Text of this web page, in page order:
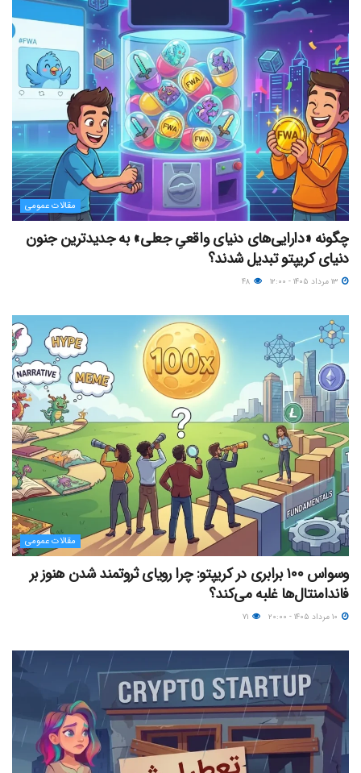
مقالات عمومی
چگونه «دارایی‌های دنیای واقعیِ جعلی» به جدیدترین جنون
دنیای کریپتو تبدیل شدند؟
مقالات عمومی
وسواس ۱۰۰ برابری در کریپتو: چرا رویای ثروتمند شدن هنوز بر
فاندامنتال‌ها غلبه می‌کند؟